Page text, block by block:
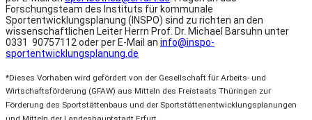
Forschungsteam des Instituts für kommunale
Sportentwicklungsplanung (INSPO) sind zu richten an den
wissenschaftlichen Leiter Herrn Prof. Dr. Michael Barsuhn unter
0331 90757112 oder per E-Mail an info@inspo-
sportentwicklungsplanung.de
*Dieses Vorhaben wird gefördert von der Gesellschaft für Arbeits- und
Wirtschaftsförderung (GFAW) aus Mitteln des Freistaats Thüringen zur
Förderung des Sportstättenbaus und der Sportstättenentwicklungsplanungen